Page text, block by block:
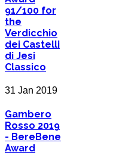
91/100 for
the
Verdicchio
dei Castelli
di Jesi
Classico
31 Jan 2019
Gambero
Rosso 2019
- BereBene
Award